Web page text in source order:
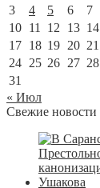
3
4 5 6 7
10 11 12 13 14
17 18 19 20 21
24 25 26 27 28
31
« Июл
Свежие новости